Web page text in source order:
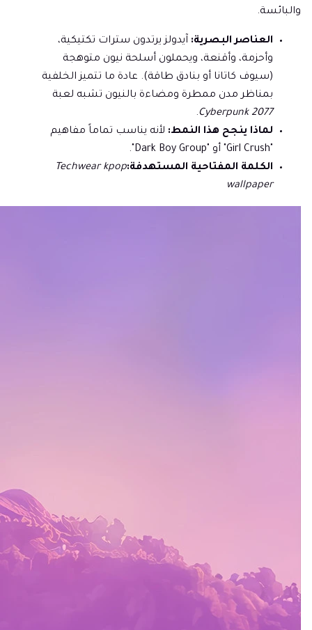
والبائسة.
العناصر البصرية: آيدولز يرتدون سترات تكتيكية،
وأحزمة، وأقنعة، ويحملون أسلحة نيون متوهجة
(سيوف كاتانا أو بنادق طاقة). عادة ما تتميز الخلفية
بمناظر مدن ممطرة ومضاءة بالنيون تشبه لعبة
Cyberpunk 2077
.
لماذا ينجح هذا النمط: لأنه يناسب تماماً مفاهيم
الكلمة المفتاحية المستهدفة:Techwear kpop
wallpaper